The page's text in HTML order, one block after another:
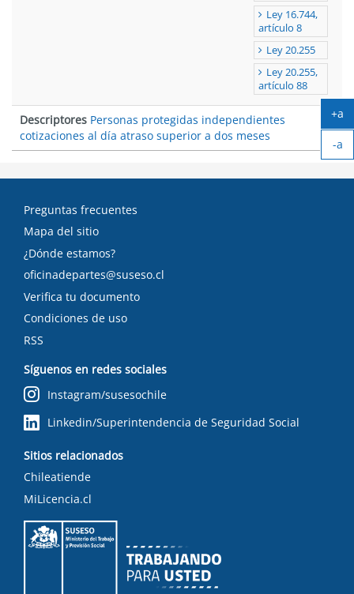
Ley 16.744,
artículo 8
Ley 20.255
Ley 20.255,
artículo 88
Descriptores Personas protegidas independientes
cotizaciones al día atraso superior a dos meses
Preguntas frecuentes
Mapa del sitio
¿Dónde estamos?
oficinadepartes@suseso.cl
Verifica tu documento
Condiciones de uso
RSS
Síguenos en redes sociales
Instagram/susesochile
Linkedin/Superintendencia de Seguridad Social
Sitios relacionados
Chileatiende
MiLicencia.cl
+a
-a